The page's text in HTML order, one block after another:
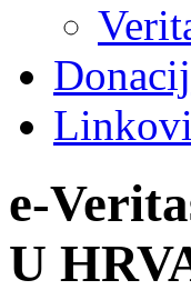
Linkovi
e-
U